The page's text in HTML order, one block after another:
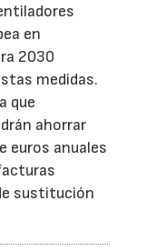
en
2030
medidas.
que
ahorrar
euros anuales
sustitución